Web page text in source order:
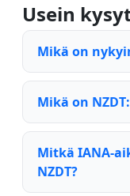
Usein
Mikä on
Mikä on
Mitkä IANA-
NZDT?